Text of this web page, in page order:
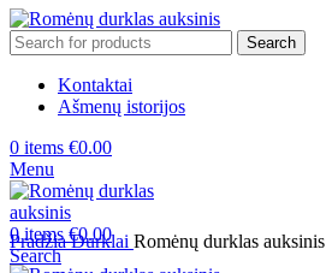
Search
Kontaktai
Ašmenų istorijos
0 items €0.00
Menu
0items €0.00
Search
PradžiaDurklai Romėnų durklas auksinis